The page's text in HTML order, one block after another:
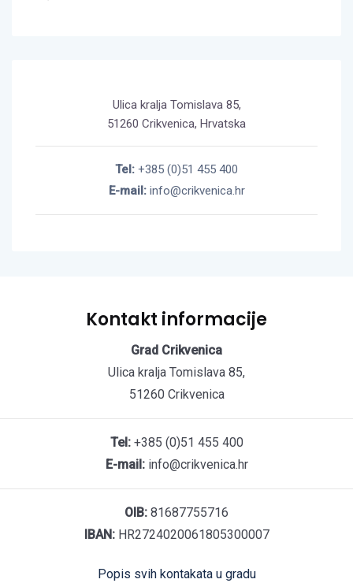
Ulica kralja Tomislava 85,
51260 Crikvenica, Hrvatska
Tel: +385 (0)51 455 400
E-mail:info@crikvenica.hr
Kontakt informacije
Grad Crikvenica
Ulica kralja Tomislava 85,
51260 Crikvenica
Tel:+385 (0)51 455 400
E-mail:info@crikvenica.hr
OIB: 81687755716
IBAN:HR2724020061805300007
Popis svih kontakata u gradu